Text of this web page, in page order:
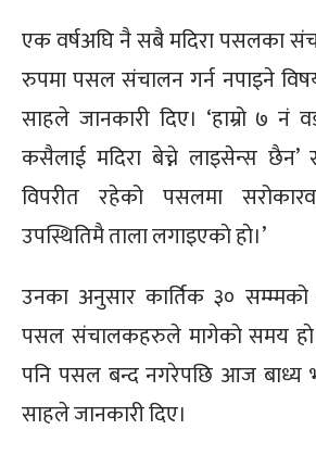
एक वर्षअघि नै सबै मदिरा पसलका
रुपमा पसल संचालन गर्न नपाइने
साहले जानकारी दिए। ‘हाम्रो ७ नं
कसैलाई मदिरा बेच्ने लाइसेन्स छैन’
विपरीत रहेको पसलमा
उपस्थितिमै ताला लगाइएकाे हाे।’
उनका अनुसार कार्तिक ३०
पसल संचालकहरुले मागेकाे समय
पनि पसल बन्द नगरेपछि आज बाध्य
साहले जानकारी दिए।